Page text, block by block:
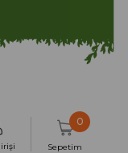
Sepetim
0